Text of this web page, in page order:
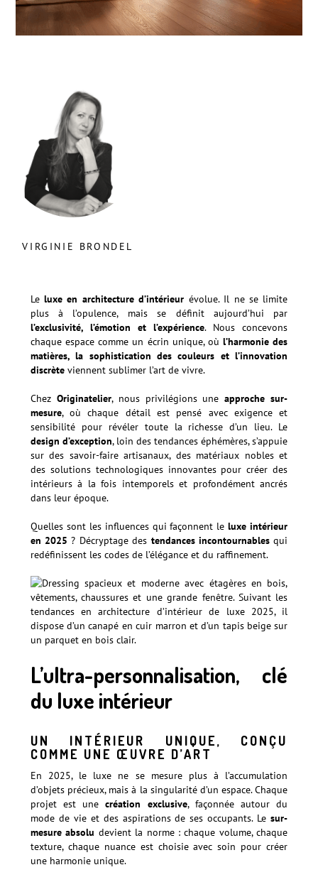
VIRGINIE BRONDEL
Le luxe en architecture d’intérieur évolue. Il ne se limite
plus à l’opulence, mais se définit aujourd’hui par
l’exclusivité, l’émotion et l’expérience. Nous concevons
chaque espace comme un écrin unique, oùl’harmonie des
matières, la sophistication des couleurs et l’innovation
discrèteviennent sublimer l’art de vivre.
Chez Originatelier, nous privilégions uneapproche sur-
mesure, où chaque détail est pensé avec exigence et
sensibilité pour révéler toute la richesse d’un lieu. Le
design d’exception, loin des tendances éphémères, s’appuie
sur des savoir-faire artisanaux, des matériaux nobles et
des solutions technologiques innovantes pour créer des
intérieurs à la fois intemporels et profondément ancrés
dans leur époque.
Quelles sont les influences qui façonnent leluxe intérieur
en 2025 ? Décryptage des tendances incontournables qui
redéfinissent les codes de l’élégance et du raffinement.
L’ultra-personnalisation, clé
du luxe intérieur
UN INTÉRIEUR UNIQUE, CONÇU
COMME UNE ŒUVRE D’ART
En 2025, le luxe ne se mesure plus à l’accumulation
d’objets précieux, mais à la singularité d’un espace. Chaque
projet est unecréation exclusive, façonnée autour du
mode de vie et des aspirations de ses occupants. Lesur-
mesure absolu devient la norme : chaque volume, chaque
texture, chaque nuance est choisie avec soin pour créer
une harmonie unique.